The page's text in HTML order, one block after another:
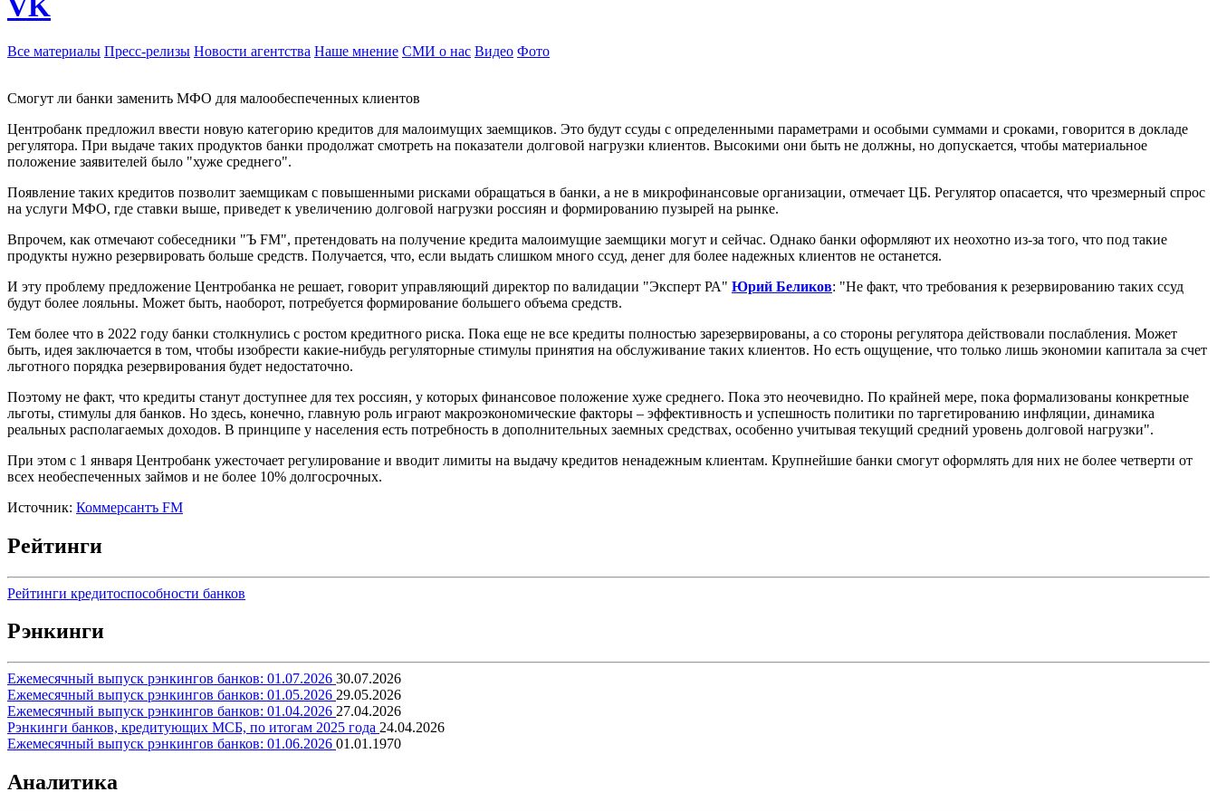
VK
Все материалы Пресс-релизы Новости агентства Наше мнение СМИ о нас Видео Фото
Смогут ли банки заменить МФО для малообеспеченных клиентов
Центробанк предложил ввести новую категорию кредитов для малоимущих заемщиков. Это будут ссуды с определенными параметрами и особыми суммами и сроками, говорится в докладе
регулятора. При выдаче таких продуктов банки продолжат смотреть на показатели долговой нагрузки клиентов. Высокими они быть не должны, но допускается, чтобы материальное
положение заявителей было "хуже среднего".
Появление таких кредитов позволит заемщикам с повышенными рисками обращаться в банки, а не в микрофинансовые организации, отмечает ЦБ. Регулятор опасается, что чрезмерный спрос
на услуги МФО, где ставки выше, приведет к увеличению долговой нагрузки россиян и формированию пузырей на рынке.
Впрочем, как отмечают собеседники "Ъ FM", претендовать на получение кредита малоимущие заемщики могут и сейчас. Однако банки оформляют их неохотно из-за того, что под такие
продукты нужно резервировать больше средств. Получается, что, если выдать слишком много ссуд, денег для более надежных клиентов не останется.
И эту проблему предложение Центробанка не решает, говорит управляющий директор по валидации "Эксперт РА" Юрий Беликов: "Не факт, что требования к резервированию таких ссуд
будут более лояльны. Может быть, наоборот, потребуется формирование большего объема средств.
Тем более что в 2022 году банки столкнулись с ростом кредитного риска. Пока еще не все кредиты полностью зарезервированы, а со стороны регулятора действовали послабления. Может
быть, идея заключается в том, чтобы изобрести какие-нибудь регуляторные стимулы принятия на обслуживание таких клиентов. Но есть ощущение, что только лишь экономии капитала за счет
льготного порядка резервирования будет недостаточно.
Поэтому не факт, что кредиты станут доступнее для тех россиян, у которых финансовое положение хуже среднего. Пока это неочевидно. По крайней мере, пока формализованы конкретные
льготы, стимулы для банков. Но здесь, конечно, главную роль играют макроэкономические факторы – эффективность и успешность политики по таргетированию инфляции, динамика
реальных располагаемых доходов. В принципе у населения есть потребность в дополнительных заемных средствах, особенно учитывая текущий средний уровень долговой нагрузки".
При этом с 1 января Центробанк ужесточает регулирование и вводит лимиты на выдачу кредитов ненадежным клиентам. Крупнейшие банки смогут оформлять для них не более четверти от
всех необеспеченных займов и не более 10% долгосрочных.
Источник: Коммерсантъ FM
Рейтинги
Рейтинги кредитоспособности банков
Рэнкинги
Ежемесячный выпуск рэнкингов банков: 01.07.2026 30.07.2026
Ежемесячный выпуск рэнкингов банков: 01.05.2026 29.05.2026
Ежемесячный выпуск рэнкингов банков: 01.04.2026 27.04.2026
Рэнкинги банков, кредитующих МСБ, по итогам 2025 года 24.04.2026
Ежемесячный выпуск рэнкингов банков: 01.06.2026 01.01.1970
Аналитика